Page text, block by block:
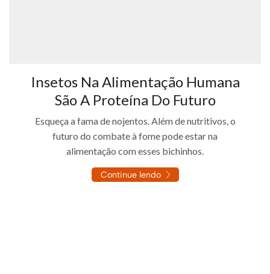
Insetos Na Alimentação Humana
São A Proteína Do Futuro
Esqueça a fama de nojentos. Além de nutritivos, o
futuro do combate à fome pode estar na
alimentação com esses bichinhos.
Continue lendo